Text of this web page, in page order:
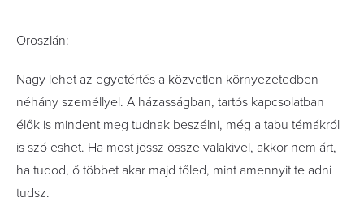
Oroszlán:
Nagy lehet az egyetértés a közvetlen környezetedben
néhány személlyel. A házasságban, tartós kapcsolatban
élők is mindent meg tudnak beszélni, még a tabu témákról
is szó eshet. Ha most jössz össze valakivel, akkor nem árt,
ha tudod, ő többet akar majd tőled, mint amennyit te adni
tudsz.